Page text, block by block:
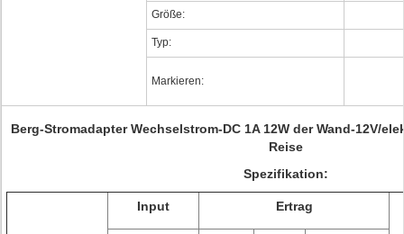
Größe:
Typ:
Markieren:
Berg-Stromadapter Wechselstrom-DC 1A 12W der Wand-12V/
Reise
Spezifikation:
Input Ertrag